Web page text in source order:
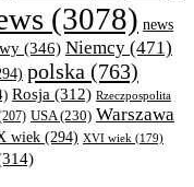
(3078) news
(346) Niemcy (471)
polska (763)
Rosja (312) Rzeczpospolita
USA(230) Warszawa
wiek (294) XVI wiek (179)